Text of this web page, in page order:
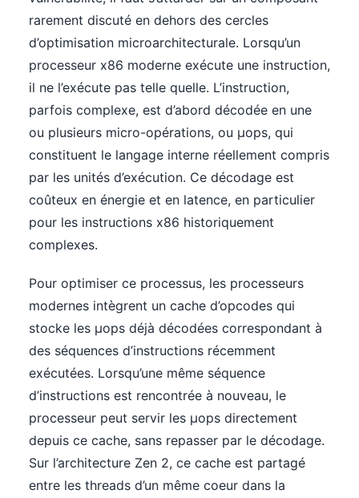
rarement discuté en dehors des cercles
d’optimisation microarchitecturale. Lorsqu’un
processeur x86 moderne exécute une instruction,
il ne l’exécute pas telle quelle. L’instruction,
parfois complexe, est d’abord décodée en une
ou plusieurs micro-opérations, ou µops, qui
constituent le langage interne réellement compris
par les unités d’exécution. Ce décodage est
coûteux en énergie et en latence, en particulier
pour les instructions x86 historiquement
complexes.
Pour optimiser ce processus, les processeurs
modernes intègrent un cache d’opcodes qui
stocke les µops déjà décodées correspondant à
des séquences d’instructions récemment
exécutées. Lorsqu’une même séquence
d’instructions est rencontrée à nouveau, le
processeur peut servir les µops directement
depuis ce cache, sans repasser par le décodage.
Sur l’architecture Zen 2, ce cache est partagé
entre les threads d’un même coeur dans la